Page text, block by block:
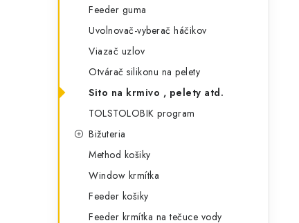
Feeder guma
Uvolnovač-vyberač háčikov
Viazač uzlov
Otvárač silikonu na pelety
Sito na krmivo , pelety atd.
TOLSTOLOBIK program
Bižuteria
Method košiky
Window krmítka
Feeder košiky
Feeder krmítka na tečuce vody